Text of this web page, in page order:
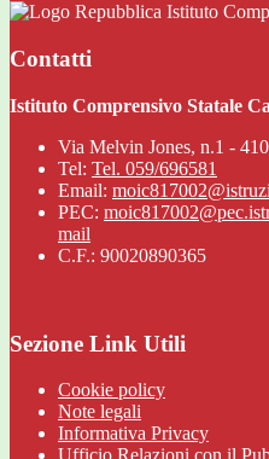
Istituto
Contatti
Istituto Comprensivo Statale
Via Melvin Jones, n.1 -
Tel: Tel. 059/696581
Email:
PEC:
mail
C.F.: 90020890365
Sezione Link Utili
Cookie policy
Note legali
Informativa Privacy